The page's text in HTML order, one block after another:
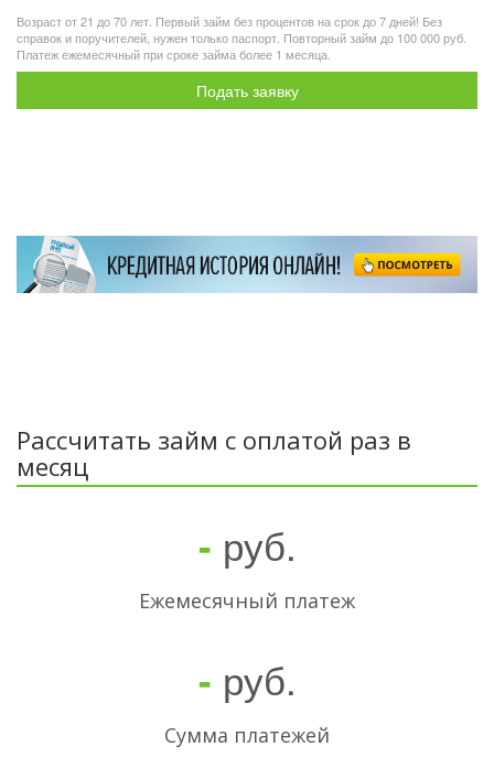
Возраст от 21 до 70 лет. Первый займ без процентов на срок до 7 дней! Без
справок и поручителей, нужен только паспорт. Повторный займ до 100 000 руб.
Платеж ежемесячный при сроке займа более 1 месяца.
Подать заявку
Рассчитать займ с оплатой раз в
месяц
- руб.
Ежемесячный платеж
- руб.
Cумма платежей